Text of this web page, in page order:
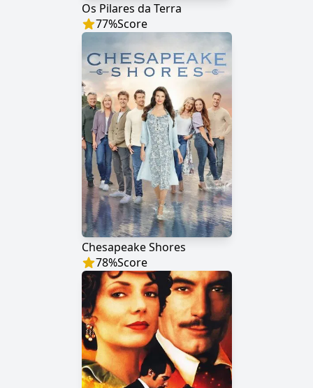
Os Pilares da Terra
77%Score
Chesapeake Shores
78%Score